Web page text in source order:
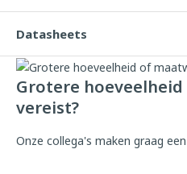
Datasheets
Grotere
vereist?
Onze collega's maken graag